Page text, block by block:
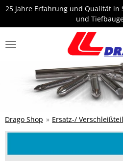
Zum
springen
25 Jahre Erfahrung und Qualität in
und
Drago Shop » Ersatz-/